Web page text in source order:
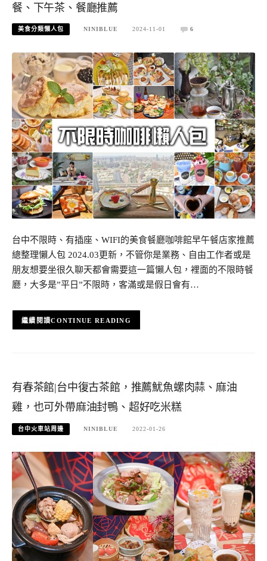
餐、下午茶、餐廳推薦
美食分類懶人包 NINIBLUE 2024-11-01 6
台中不限時、有插座、WIFI的美食餐廳咖啡館早午餐店家推薦
總整理懶人包 2024.03更新，不管你是業務、自由工作者或是
朋友想要坐很久聊天都會需要這一篇懶人包，裡面的不限時餐
廳，大多是”平日”不限時，客滿或是假日會有…
CONTINUE READING
有春茶館|台中復古茶館，推薦魷魚螺肉蒜、麻油
雞，也可外帶麻油封鴨、超好吃米糕
台中火車站周邊 NINIBLUE 2022-01-26